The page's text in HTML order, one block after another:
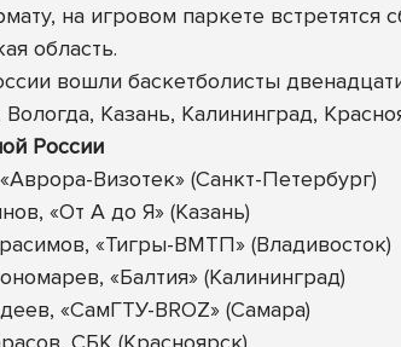
на игровом паркете
область.
вошли баскетболисты
Вологда, Казань, Калининград,
России
Визотек» (Санкт-Петербург)
«От А до Я» (Казань)
«Тигры-ВМТП» (Владивосток)
«Балтия» (Калининград)
«СамГТУ-BROZ» (Самара)